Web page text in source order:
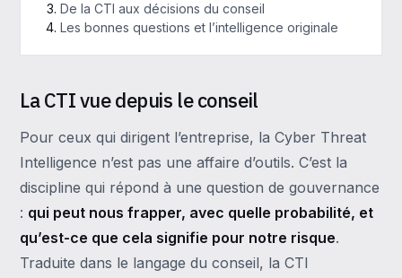
De la CTI aux décisions du conseil
Les bonnes questions et l’intelligence originale
La CTI vue depuis le conseil
Pour ceux qui dirigent l’entreprise, la Cyber Threat
Intelligence n’est pas une affaire d’outils. C’est la
discipline qui répond à une question de gouvernance
: qui peut nous frapper, avec quelle probabilité, et
qu’est-ce que cela signifie pour notre risque.
Traduite dans le langage du conseil, la CTI